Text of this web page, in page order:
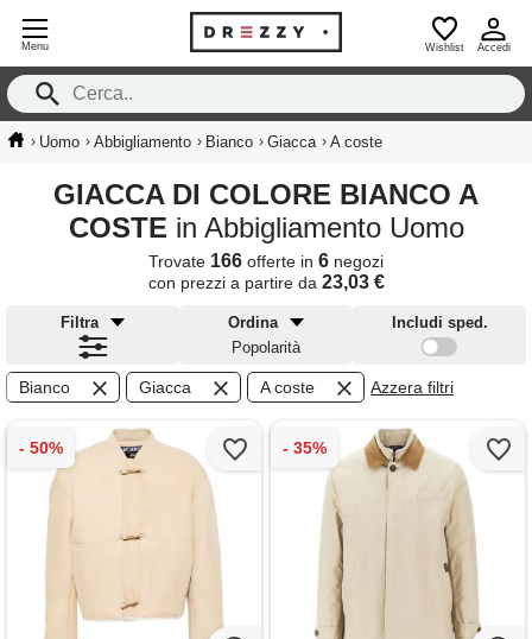
Menu Wishlist Accedi
› Uomo › Abbigliamento › Bianco › Giacca › A coste
GIACCA DI COLORE BIANCO A
COSTE in Abbigliamento Uomo
Trovate 166 offerte in 6 negozi
con prezzi a partire da 23,03 €
Filtra
Ordina
Popolarità
Includi sped.
Bianco Giacca A coste Azzera filtri